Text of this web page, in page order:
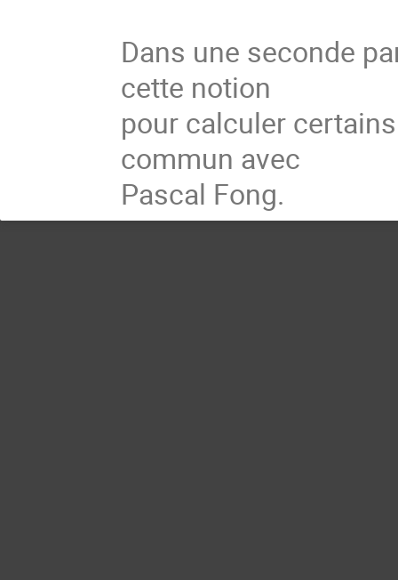
Dans une seconde
cette notion
pour calculer
commun avec
Pascal Fong.